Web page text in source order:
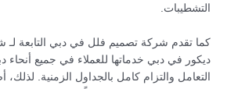
التشطيبات.
كما تقدم شركة تصميم فلل في دبي التابعة
ديكور في دبي خدماتها للعملاء في جميع
التعامل والتزام كامل بالجداول الزمنية.